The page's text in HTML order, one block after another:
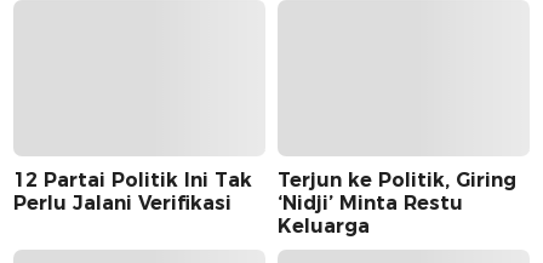
12 Partai Politik Ini Tak
Perlu Jalani Verifikasi
Terjun ke Politik, Giring
‘Nidji’ Minta Restu
Keluarga